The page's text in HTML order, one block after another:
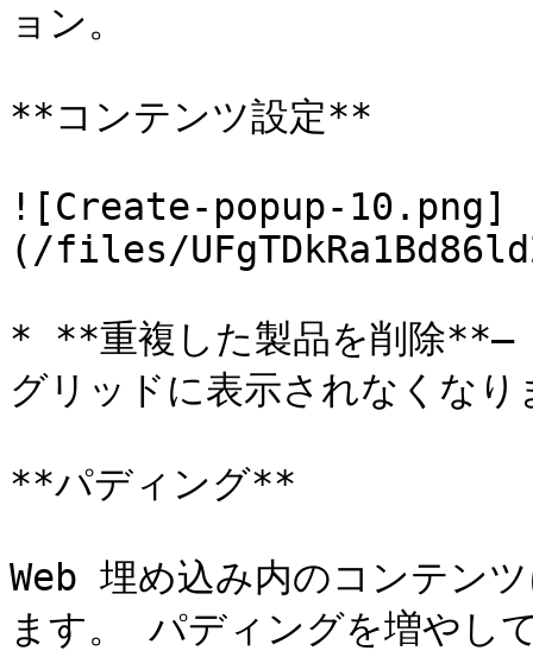
ョン。
**コンテンツ設定**
![Create-popup-10.png]
(/files/
* **重複した製品を削除**–
グリッドに表示されなくなり
**パディング**
Web 埋め込み内のコンテン
ます。 パディングを増やし